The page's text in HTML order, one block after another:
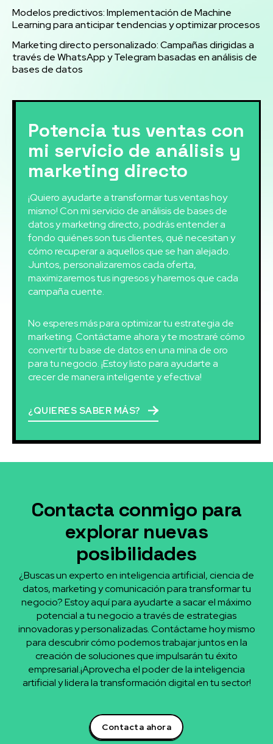
Modelos predictivos: Implementación de Machine
Learning para anticipar tendencias y optimizar procesos
Marketing directo personalizado: Campañas dirigidas a
través de WhatsApp y Telegram basadas en análisis de
bases de datos
Potencia tus ventas con
mi servicio de análisis y
marketing directo
¡Quiero ayudarte a transformar tus ventas hoy
mismo! Con mi servicio de análisis de bases de
datos y marketing directo, podrás entender a
fondo quiénes son tus clientes, qué necesitan y
cómo recuperar a aquellos que se han alejado.
Juntos, personalizaremos cada oferta,
maximizaremos tus ingresos y haremos que cada
campaña cuente.
No esperes más para optimizar tu estrategia de
marketing. Contáctame ahora y te mostraré cómo
convertir tu base de datos en una mina de oro
para tu negocio. ¡Estoy listo para ayudarte a
crecer de manera inteligente y efectiva!
¿QUIERES SABER MÁS?
Contacta conmigo para
explorar nuevas
posibilidades
¿Buscas un experto en inteligencia artificial, ciencia de
datos, marketing y comunicación para transformar tu
negocio? Estoy aquí para ayudarte a sacar el máximo
potencial a tu negocio a través de estrategias
innovadoras y personalizadas. Contáctame hoy mismo
para descubrir cómo podemos trabajar juntos en la
creación de soluciones que impulsarán tu éxito
empresarial.¡Aprovecha el poder de la inteligencia
artificial y lidera la transformación digital en tu sector!
Contacta ahora